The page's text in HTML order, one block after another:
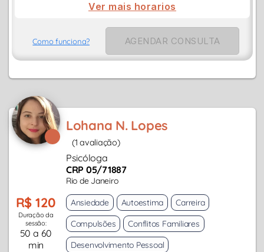
Ver mais horarios
Como funciona? AGENDAR CONSULTA
Lohana N. Lopes
(1 avaliação)
Psicóloga
CRP 05/71887
Rio de Janeiro
R$ 120
Duração da
sessão:
50 a 60
min
Ansiedade Autoestima
Carreira
Compulsões
Conflitos Familiares
Desenvolvimento Pessoal